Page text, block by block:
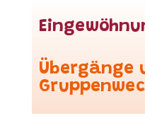
Übergänge